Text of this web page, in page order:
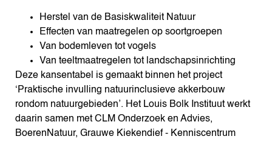
Herstel van de Basiskwaliteit Natuur
Effecten van maatregelen op soortgroepen
Van bodemleven tot vogels
Van teeltmaatregelen tot landschapsinrichting
Deze kansentabel is gemaakt binnen het project
‘Praktische invulling natuurinclusieve akkerbouw
rondom natuurgebieden’. Het Louis Bolk Instituut werkt
daarin samen met CLM Onderzoek en Advies,
BoerenNatuur, Grauwe Kiekendief - Kenniscentrum